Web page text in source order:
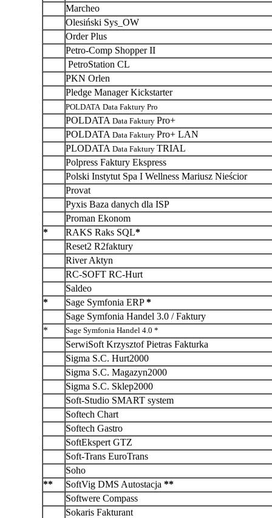
Marcheo
Olesiński Sys_OW
Order Plus
Petro-Comp Shopper II
PetroStation CL
PKN Orlen
Pledge Manager Kickstarter
POLDATA Data Faktury Pro
POLDATA Data Faktury Pro+
POLDATA Data Faktury Pro+ LAN
PLODATA Data Faktury TRIAL
Polpress Faktury Ekspress
Polski Instytut Spa I Wellness Mariusz Nieścior
Provat
Pyxis Baza danych dla ISP
Proman Ekonom
*
RAKS Raks SQL*
Reset2 R2faktury
River Aktyn
RC-SOFT RC-Hurt
Saldeo
*
Sage Symfonia ERP*
Sage Symfonia Handel 3.0 / Faktury
*
Sage Symfonia Handel 4.0 *
SerwiSoft Krzysztof Pietras Fakturka
Sigma S.C. Hurt2000
Sigma S.C. Magazyn2000
Sigma S.C. Sklep2000
Soft-Studio SMART system
Softech Chart
Softech Gastro
SoftEkspert GTZ
Soft-Trans EuroTrans
Soho
**
SoftVig DMS Autostacja **
Softwere Compass
Sokaris Fakturant